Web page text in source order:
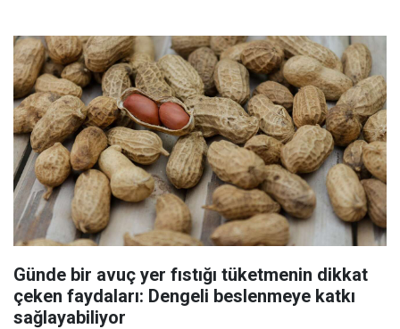
Günde bir avuç yer fıstığı tüketmenin dikkat
çeken faydaları: Dengeli beslenmeye katkı
sağlayabiliyor